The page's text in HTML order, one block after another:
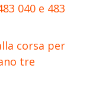
040 e 483
corsa per
tre